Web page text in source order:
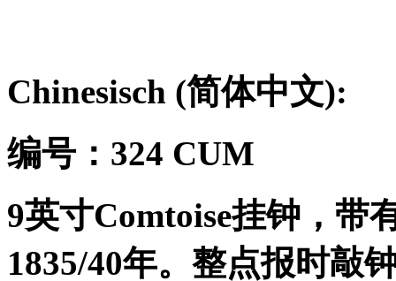
Chinesisch (简体中文):
编号： 324 CUM
9英寸Comtoise挂钟，带
1835/40年。整点报时敲